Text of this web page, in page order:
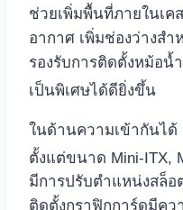
ช่วยเพิ่มพื้นที่ภายในเค
อากาศ เพิ่มช่องว่างส
รองรับการติดตั้งหม้อน้
เป็นพิเศษได้ดียิ่งขึ้น
ในด้านความเข้ากันได้
ตั้งแต่ขนาด Mini-ITX,
มีการปรับตำแหน่งสล็อ
ติดตั้งกราฟิกการ์ดมีคว